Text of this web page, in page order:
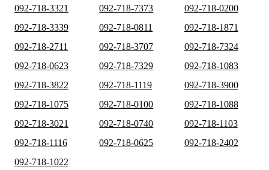
092-718-3321
092-718-7373
092-718-0200
092-718-3339
092-718-0811
092-718-1871
092-718-2711
092-718-3707
092-718-7324
092-718-0623
092-718-7329
092-718-1083
092-718-3822
092-718-1119
092-718-3900
092-718-1075
092-718-0100
092-718-1088
092-718-3021
092-718-0740
092-718-1103
092-718-1116
092-718-0625
092-718-2402
092-718-1022